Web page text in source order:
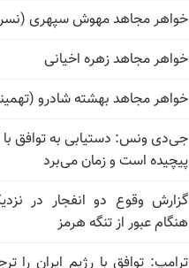
خواهر مجاهد مهوش سپهری
خواهر مجاهد زهره اخیانی
خواهر مجاهد بهشته شادرو
جی‌دی ونس: دستیابی به توافق با
پیچیده است و زمان می‌برد
گزارش وقوع دو انفجار در
هنگام عبور از تنگه هرمز
ترامپ: توافق با رژیم ایران را